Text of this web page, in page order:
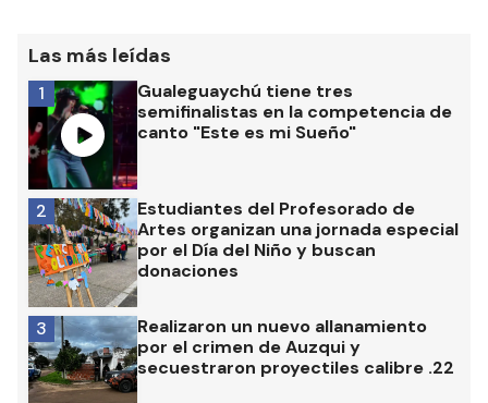
Las más leídas
Gualeguaychú tiene tres
semifinalistas en la competencia de
canto "Este es mi Sueño"
1
Estudiantes del Profesorado de
Artes organizan una jornada especial
por el Día del Niño y buscan
donaciones
2
Realizaron un nuevo allanamiento
por el crimen de Auzqui y
secuestraron proyectiles calibre .22
3